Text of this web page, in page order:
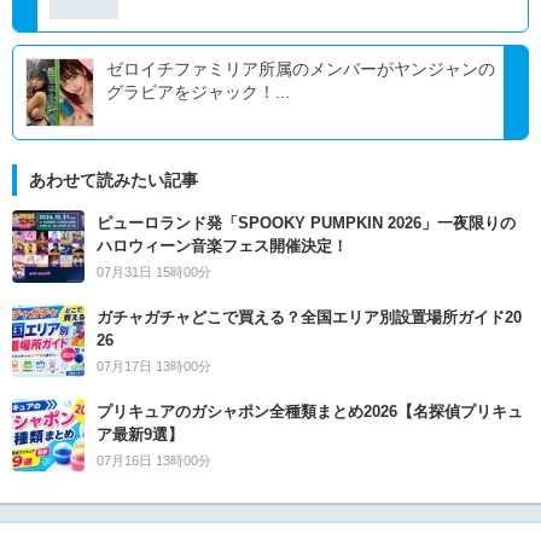
ゼロイチファミリア所属のメンバーがヤンジャンの
グラビアをジャック！...
あわせて読みたい記事
ピューロランド発「SPOOKY PUMPKIN 2026」一夜限りの
ハロウィーン音楽フェス開催決定！
07月31日 15時00分
ガチャガチャどこで買える？全国エリア別設置場所ガイド20
26
07月17日 13時00分
プリキュアのガシャポン全種類まとめ2026【名探偵プリキュ
ア最新9選】
07月16日 13時00分